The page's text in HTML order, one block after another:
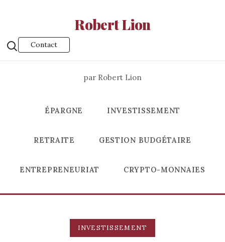
Robert Lion
Contact
par Robert Lion
ÉPARGNE INVESTISSEMENT
RETRAITE GESTION BUDGÉTAIRE
ENTREPRENEURIAT CRYPTO-MONNAIES
INVESTISSEMENT